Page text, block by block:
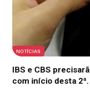
NOTÍCIAS
IBS e CBS
com início desta